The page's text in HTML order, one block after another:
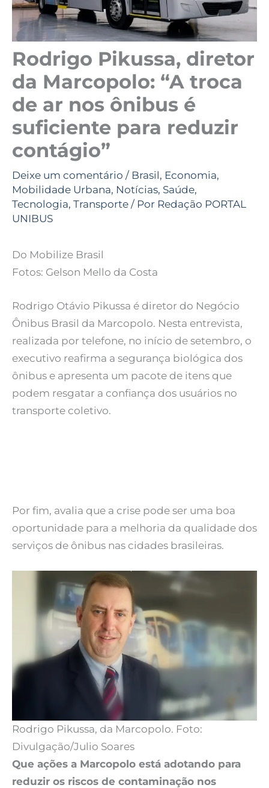
Rodrigo Pikussa, diretor
da Marcopolo: “A troca
de ar nos ônibus é
suficiente para reduzir
contágio”
Deixe um comentário / Brasil, Economia,
Mobilidade Urbana, Notícias, Saúde,
Tecnologia, Transporte / Por Redação PORTAL
UNIBUS
Do Mobilize Brasil
Fotos: Gelson Mello da Costa
Rodrigo Otávio Pikussa é diretor do Negócio
Ônibus Brasil da Marcopolo. Nesta entrevista,
realizada por telefone, no início de setembro, o
executivo reafirma a segurança biológica dos
ônibus e apresenta um pacote de itens que
podem resgatar a confiança dos usuários no
transporte coletivo.
Por fim, avalia que a crise pode ser uma boa
oportunidade para a melhoria da qualidade dos
serviços de ônibus nas cidades brasileiras.
Rodrigo Pikussa, da Marcopolo. Foto:
Divulgação/Julio Soares
Que ações a Marcopolo está adotando para
reduzir os riscos de contaminação nos